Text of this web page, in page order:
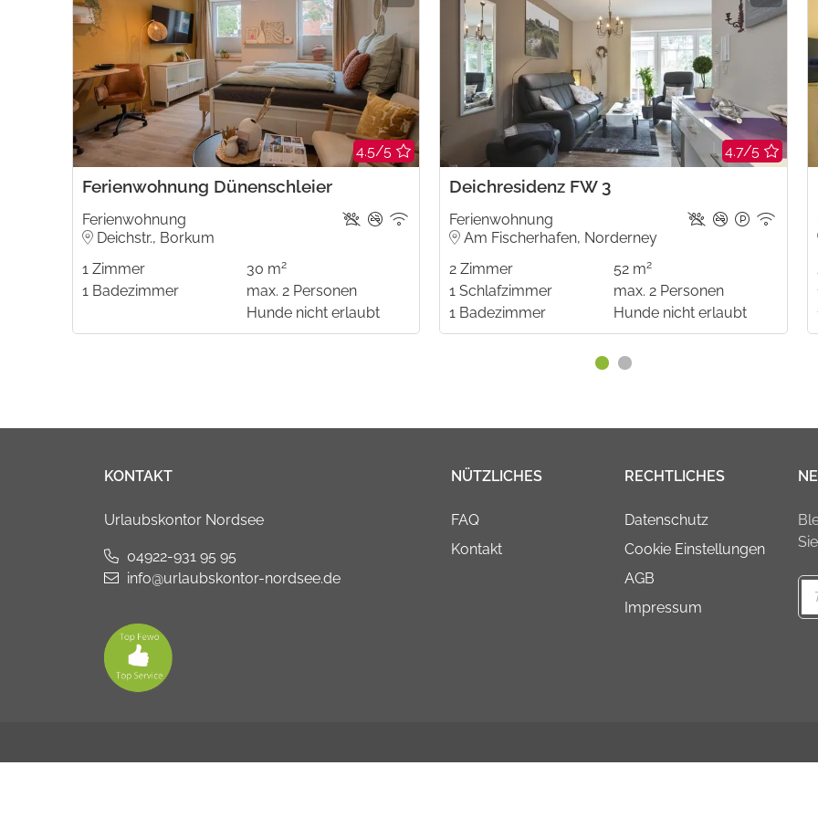
4.5/5
Ferienwohnung Dünenschleier
Ferienwohnung
Deichstr., Borkum
1 Zimmer
1 Badezimmer
30 m2
max. 2 Personen
Hunde nicht erlaubt
4.7/5
Deichresidenz FW 3
Ferienwohnung
Am Fischerhafen, Norderney
2Zimmer
1Schlafzimmer
1 Badezimmer
52 m2
max. 2 Personen
Hunde nicht erlaubt
KONTAKT
Urlaubskontor Nordsee
04922-931 95 95
info@urlaubskontor-nordsee.de
NÜTZLICHES
FAQ
Kontakt
RECHTLICHES
Datenschutz
Cookie Einstellungen
AGB
Impressum